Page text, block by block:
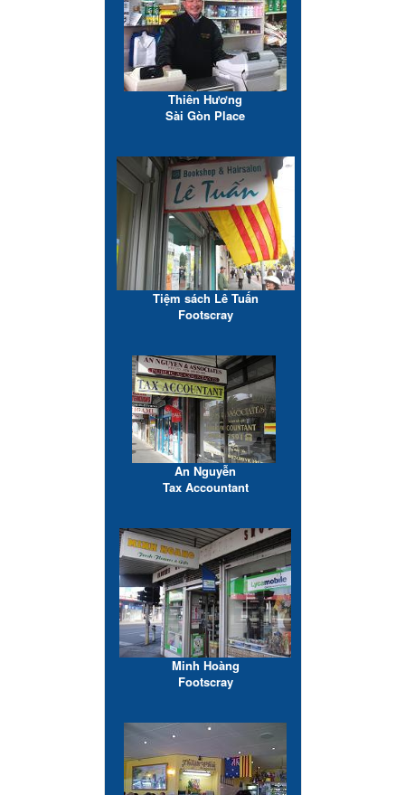
Thiên Hương
Sài Gòn Place
Tiệm sách Lê Tuấn
Footscray
An Nguyễn
Tax Accountant
Minh Hoàng
Footscray